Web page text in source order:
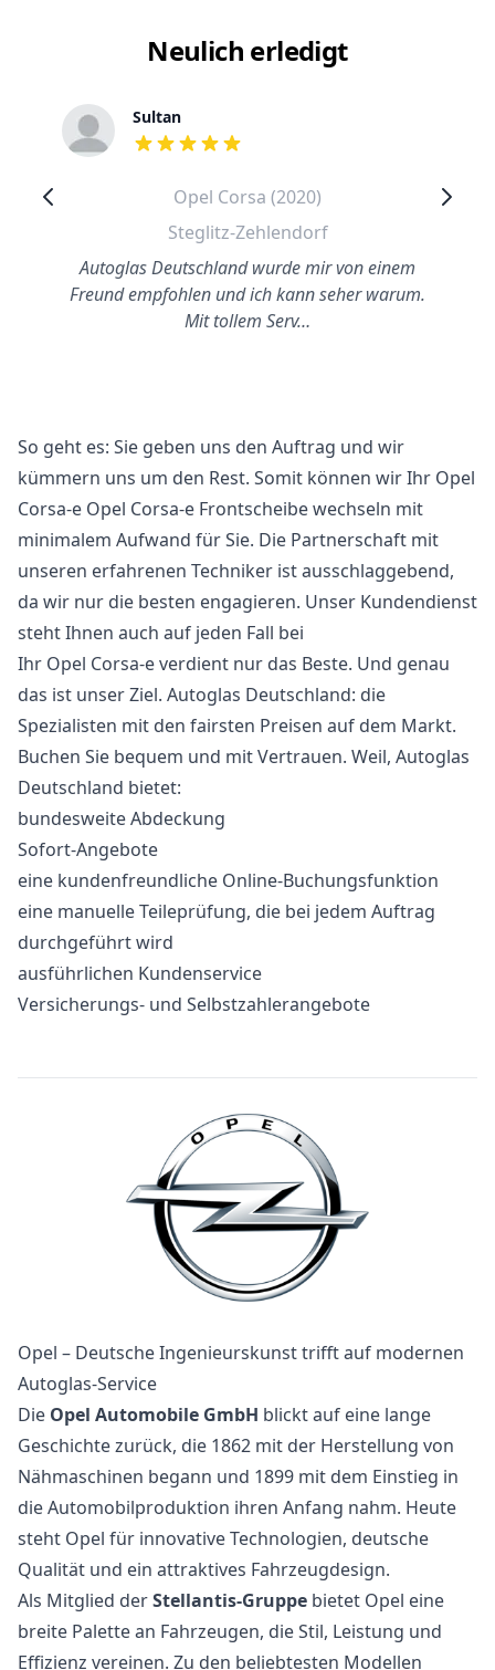
Neulich erledigt
Sultan
out of 5 stars
Opel Corsa (2020)
Steglitz-Zehlendorf
Autoglas Deutschland wurde mir von einem
Freund empfohlen und ich kann seher warum.
Mit tollem Serv…
So geht es: Sie geben uns den Auftrag und wir
kümmern uns um den Rest. Somit können wir Ihr Opel
Corsa-e Opel Corsa-e Frontscheibe wechseln mit
minimalem Aufwand für Sie. Die Partnerschaft mit
unseren erfahrenen Techniker ist ausschlaggebend,
da wir nur die besten engagieren. Unser Kundendienst
steht Ihnen auch auf jeden Fall bei
Ihr Opel Corsa-e verdient nur das Beste. Und genau
das ist unser Ziel. Autoglas Deutschland: die
Spezialisten mit den fairsten Preisen auf dem Markt.
Buchen Sie bequem und mit Vertrauen. Weil, Autoglas
Deutschland bietet:
bundesweite Abdeckung
Sofort-Angebote
eine kundenfreundliche Online-Buchungsfunktion
eine manuelle Teileprüfung, die bei jedem Auftrag
durchgeführt wird
ausführlichen Kundenservice
Versicherungs- und Selbstzahlerangebote
Opel – Deutsche Ingenieurskunst trifft auf modernen
Autoglas-Service
Die Opel Automobile GmbH blickt auf eine lange
Geschichte zurück, die 1862 mit der Herstellung von
Nähmaschinen begann und 1899 mit dem Einstieg in
die Automobilproduktion ihren Anfang nahm. Heute
steht Opel für innovative Technologien, deutsche
Qualität und ein attraktives Fahrzeugdesign.
Als Mitglied derStellantis-Gruppe bietet Opel eine
breite Palette an Fahrzeugen, die Stil, Leistung und
Effizienz vereinen. Zu den beliebtesten Modellen